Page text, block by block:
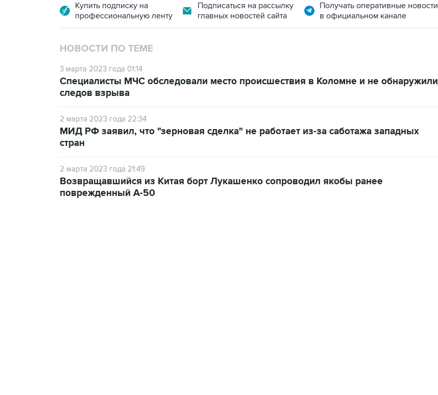
Купить подписку на
профессиональную ленту
Подписаться на рассылку
главных новостей сайта
Получать оперативные новости
в официальном канале
НОВОСТИ ПО ТЕМЕ
3 марта 2023 года 01:14
Специалисты МЧС обследовали место происшествия в Коломне и не обнаружили
следов взрыва
2 марта 2023 года 22:34
МИД РФ заявил, что "зерновая сделка" не работает из-за саботажа западных
стран
2 марта 2023 года 21:49
Возвращавшийся из Китая борт Лукашенко сопроводил якобы ранее
поврежденный А-50